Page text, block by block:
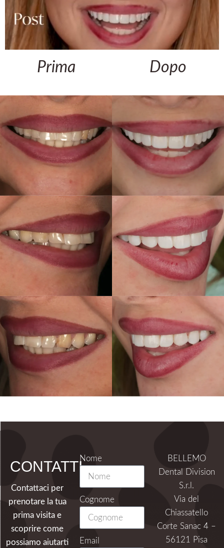
Prima Dopo
CONTATTI
Contattaci per
prenotare la tua
prima visita e
scoprire come
possiamo aiutarti
Nome
Cognome
Email
BELLEMO
Dental Division
S.r.l.
Via del
Chiassatello
Corte Sanac 4 –
56121 Pisa